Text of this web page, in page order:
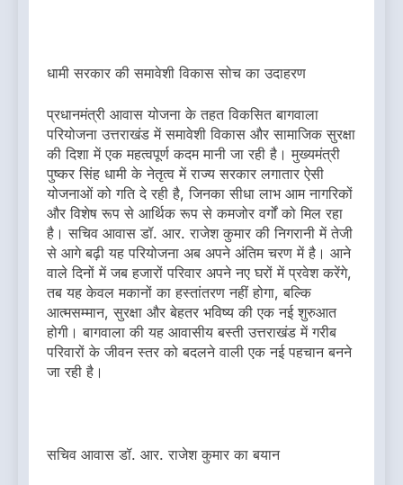
धामी सरकार की समावेशी विकास सोच का उदाहरण
प्रधानमंत्री आवास योजना के तहत विकसित बागवाला
परियोजना उत्तराखंड में समावेशी विकास और सामाजिक सुरक्षा
की दिशा में एक महत्वपूर्ण कदम मानी जा रही है। मुख्यमंत्री
पुष्कर सिंह धामी के नेतृत्व में राज्य सरकार लगातार ऐसी
योजनाओं को गति दे रही है, जिनका सीधा लाभ आम नागरिकों
और विशेष रूप से आर्थिक रूप से कमजोर वर्गों को मिल रहा
है। सचिव आवास डॉ. आर. राजेश कुमार की निगरानी में तेजी
से आगे बढ़ी यह परियोजना अब अपने अंतिम चरण में है। आने
वाले दिनों में जब हजारों परिवार अपने नए घरों में प्रवेश करेंगे,
तब यह केवल मकानों का हस्तांतरण नहीं होगा, बल्कि
आत्मसम्मान, सुरक्षा और बेहतर भविष्य की एक नई शुरुआत
होगी। बागवाला की यह आवासीय बस्ती उत्तराखंड में गरीब
परिवारों के जीवन स्तर को बदलने वाली एक नई पहचान बनने
जा रही है।
सचिव आवास डॉ. आर. राजेश कुमार का बयान